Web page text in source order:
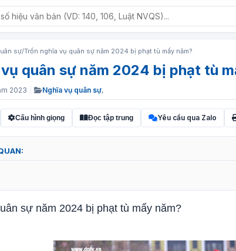
sự/Trốn nghĩa vụ quân sự năm 2024 bị phạt tù mấy năm?
quân sự năm 2024 bị phạt tù
2023 Nghĩa vụ quân sự,
Cấu hình giọng Đọc tập trung Yêu cầu qua Zalo
sự năm 2024 bị phạt tù mấy năm?